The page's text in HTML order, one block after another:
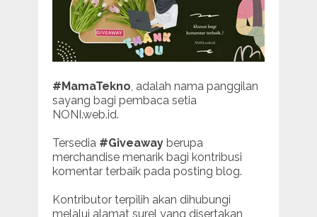
#MamaTekno, adalah nama panggilan
sayang bagi pembaca setia
NONI.web.id.
Tersedia #Giveawayberupa
merchandise menarik bagi kontribusi
komentar terbaik pada posting blog.
Kontributor terpilih akan dihubungi
melalui alamat surel yang disertakan